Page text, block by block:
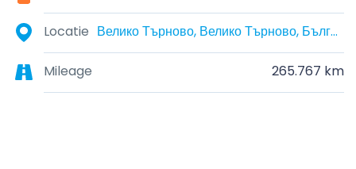
Locatie Велико Търново, Велико Търново, България
Mileage 265.767 km